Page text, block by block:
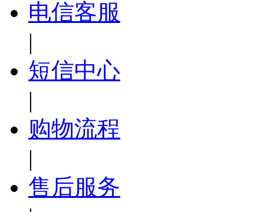
电信客服
|
短信中心
|
购物流程
|
售后服务